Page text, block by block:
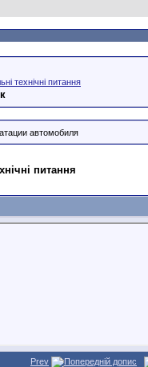
технічні питання
автомобиля
питання
Prev